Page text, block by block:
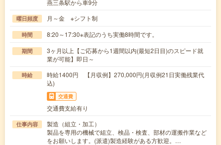
燕三条駅から車9分
曜日頻度 月～金 ※シフト制
時間 8:20～17:30※表記のうち実働8時間です。
期間
3ヶ月以上【ご応募から1週間以内(最短2日目)のスピード就
業が可能】即日～
時給
時給1400円 【月収例】270,000円(月収例21日実働残業代
込)
交通費
交通費支給有り
仕事内容
製造（組立・加工）
製品を専用の機械で組立、検品・検査、部材の運搬作業など
をお願いします。(派遣)製造経験がある方歓迎。…